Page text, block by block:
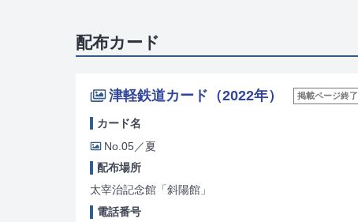
配布カード
津軽鉄道カード（2022年） 掲載ページ終了
カード名
No.05／夏
配布場所
太宰治記念館「斜陽館」
電話番号